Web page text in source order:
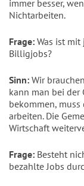
immer besser,
Nichtarbeiten.
Frage: Was ist
Billigjobs?
Sinn: Wir
kann man bei
bekommen,
arbeiten. Die
Wirtschaft
Frage: Besteht
bezahlte Jobs